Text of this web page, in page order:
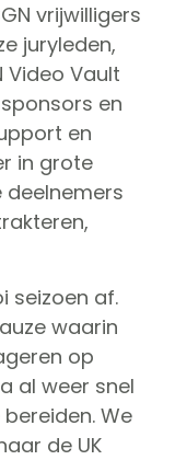
vrijwilligers
juryleden,
Video Vault
en
en
in grote
seizoen af.
waarin
op
al weer snel
We
de UK